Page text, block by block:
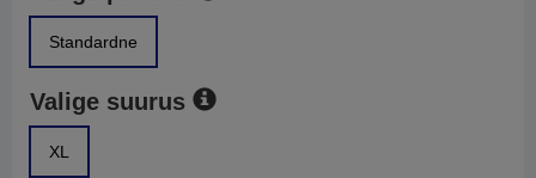
Standardne
Valige suurus
XL